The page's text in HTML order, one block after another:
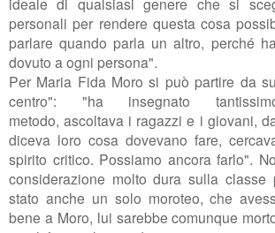
personali per rendere questa cosa
parlare quando parla un altro, perché
dovuto a ogni persona".
Per Maria Fida Moro si può partire da
centro": "ha insegnato
metodo,ascoltava i ragazzi e i giovani,
diceva loro cosa dovevano fare,
spirito critico. Possiamo ancora farlo".
considerazione molto dura sulla classe
stato anche un solo moroteo, che
bene a Moro, lui sarebbe comunque